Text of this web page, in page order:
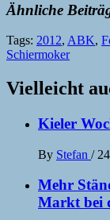
Ähnliche
Tags: 2012, ABK,
Schiermoker
Vielleicht
Kieler
By Stefan /
Mehr
Markt bei